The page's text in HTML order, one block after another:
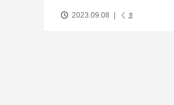
2023.09.08 くま